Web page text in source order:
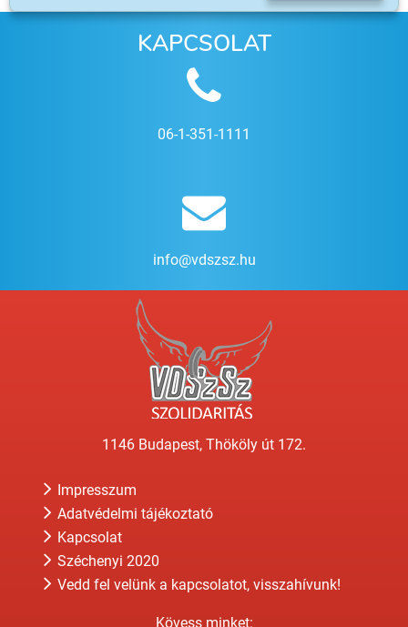
KAPCSOLAT
06-1-351-1111
info@vdszsz.hu
1146 Budapest, Thököly út 172.
Impresszum
Adatvédelmi tájékoztató
Kapcsolat
Széchenyi 2020
Vedd fel velünk a kapcsolatot, visszahívunk!
Kövess minket: